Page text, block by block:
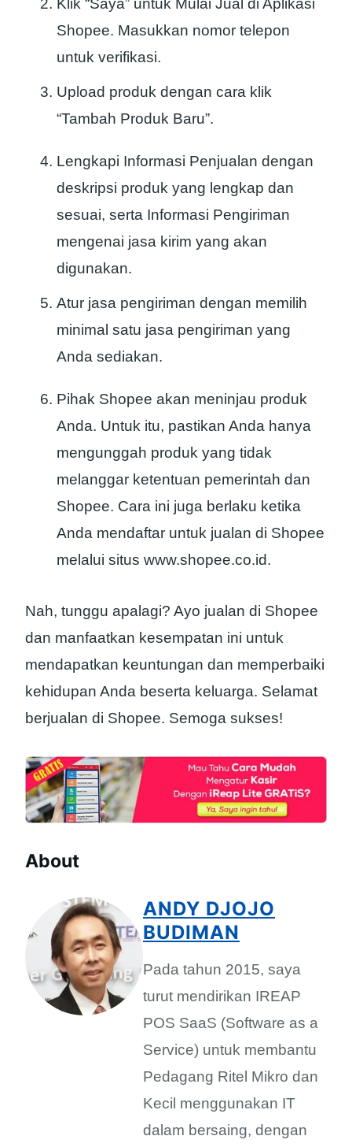
Klik “Saya” untuk Mulai Jual di Aplikasi
Shopee. Masukkan nomor telepon
untuk verifikasi.
Upload produk dengan cara klik
“Tambah Produk Baru”.
Lengkapi Informasi Penjualan dengan
deskripsi produk yang lengkap dan
sesuai, serta Informasi Pengiriman
mengenai jasa kirim yang akan
digunakan.
Atur jasa pengiriman dengan memilih
minimal satu jasa pengiriman yang
Anda sediakan.
Pihak Shopee akan meninjau produk
Anda. Untuk itu, pastikan Anda hanya
mengunggah produk yang tidak
melanggar ketentuan pemerintah dan
Shopee. Cara ini juga berlaku ketika
Anda mendaftar untuk jualan di Shopee
melalui situs www.shopee.co.id.
Nah, tunggu apalagi? Ayo jualan di Shopee
dan manfaatkan kesempatan ini untuk
mendapatkan keuntungan dan memperbaiki
kehidupan Anda beserta keluarga. Selamat
berjualan di Shopee. Semoga sukses!
About
ANDY DJOJO
BUDIMAN
Pada tahun 2015, saya
turut mendirikan IREAP
POS SaaS (Software as a
Service) untuk membantu
Pedagang Ritel Mikro dan
Kecil menggunakan IT
dalam bersaing, dengan